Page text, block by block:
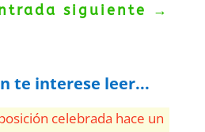
siguiente
→
te interese leer...